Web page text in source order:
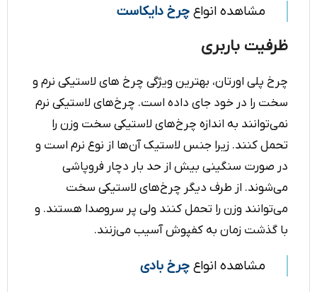
مشاهده انواع چرخ دایکاست
ظرفیت باربری
چرخ پلی اورتان، بهترین ویژگی چرخ های لاستیکی نرم و
سخت را در خود جای داده است. چرخ‌های لاستیکی نرم
نمی‌توانند به اندازه چرخ‌های لاستیکی سخت وزن را
تحمل کنند. زیرا جنس لاستیک آن‌ها از نوع نرم است و
در صورت سنگینی بیش از حد بار دچار فروپاشی
می‌شوند. از طرف دیگر چرخ‌های لاستیکی سخت
می‌توانند وزن را تحمل کنند ولی پر سروصدا هستند. و
با گذشت زمان به کفپوش آسیب می‌زنند.
مشاهده انواع چرخ بادی